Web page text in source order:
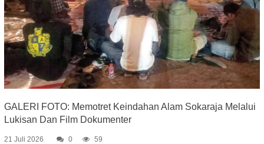
GALERI FOTO: Memotret Keindahan Alam Sokaraja Melalui
Lukisan Dan Film Dokumenter
21 Juli 2026 0 59